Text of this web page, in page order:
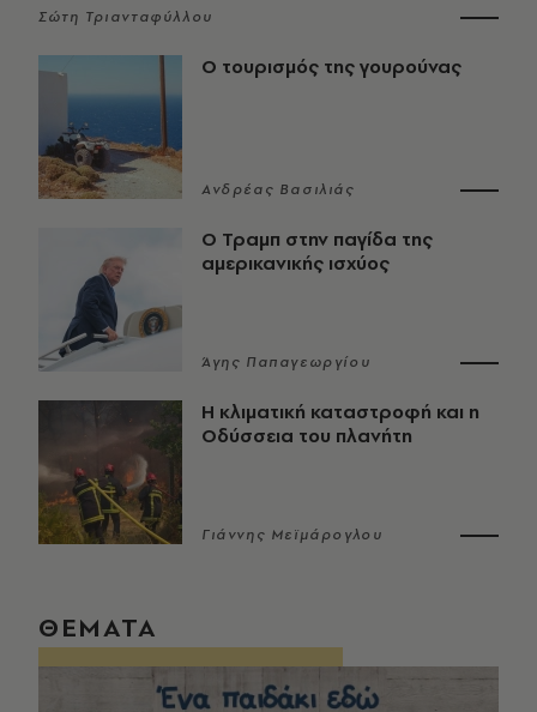
Σώτη Τριανταφύλλου
Ο τουρισμός της γουρούνας
Ανδρέας Βασιλιάς
Ο Τραμπ στην παγίδα της
αμερικανικής ισχύος
Άγης Παπαγεωργίου
Η κλιματική καταστροφή και η
Οδύσσεια του πλανήτη
Γιάννης Μεϊμάρογλου
ΘΕΜΑΤΑ